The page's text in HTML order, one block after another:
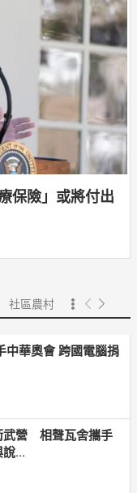
保險」或將付出
社區農村
中華奧會 跨國電腦捐
武營 相聲瓦舍攜手
...